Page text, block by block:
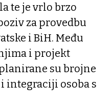
te je vrlo brzo
za provedbu
i BiH. Među
i projekt
su brojne
integraciji osoba s